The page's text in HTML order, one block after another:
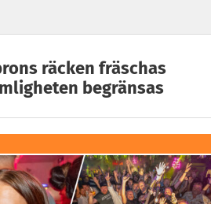
räcken fräschas
begränsas